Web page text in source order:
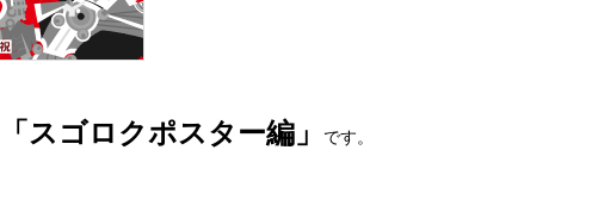
「スゴロクポスター編」 です。